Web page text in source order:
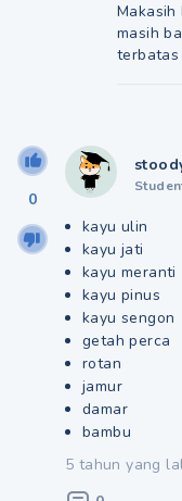
masih
terbatas
0
kayu ulin
kayu jati
kayu meranti
kayu pinus
kayu sengon
getah perca
rotan
jamur
damar
bambu
5 tahun yang